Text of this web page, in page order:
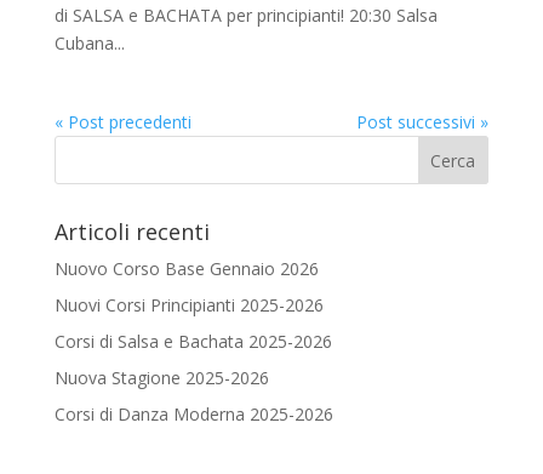
di SALSA e BACHATA per principianti! 20:30 Salsa
Cubana...
« Post precedenti Post successivi »
Articoli recenti
Nuovo Corso Base Gennaio 2026
Nuovi Corsi Principianti 2025-2026
Corsi di Salsa e Bachata 2025-2026
Nuova Stagione 2025-2026
Corsi di Danza Moderna 2025-2026